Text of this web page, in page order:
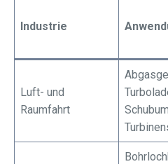
Industrie
Luft- und
Raumfahrt